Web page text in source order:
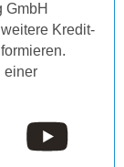
GmbH
Kredit-
einer